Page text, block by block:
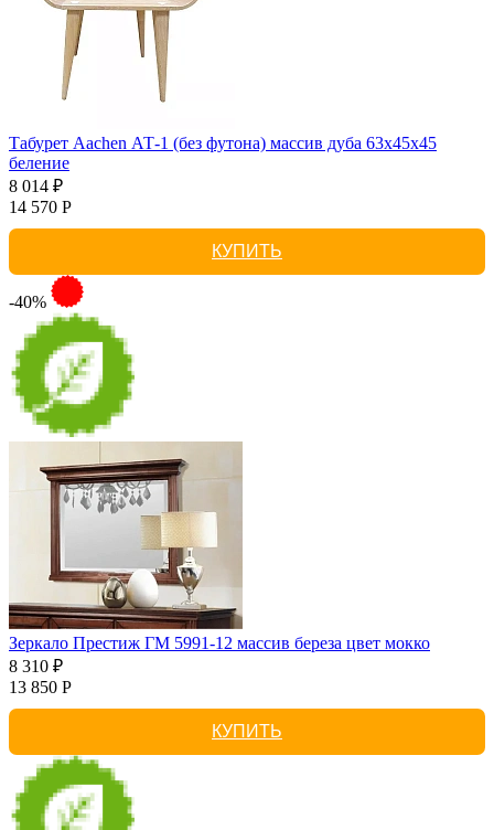
Табурет Aachen АТ-1 (без футона) массив дуба 63х45х45
беление
8 014 ₽
14 570 Р
КУПИТЬ
-40%
Зеркало Престиж ГМ 5991-12 массив береза цвет мокко
8 310 ₽
13 850 Р
КУПИТЬ